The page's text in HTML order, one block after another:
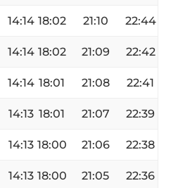
14:14 18:02 21:10 22:44
14:14 18:02 21:09 22:42
14:14 18:01 21:08 22:41
14:13 18:01 21:07 22:39
14:13 18:00 21:06 22:38
14:13 18:00 21:05 22:36